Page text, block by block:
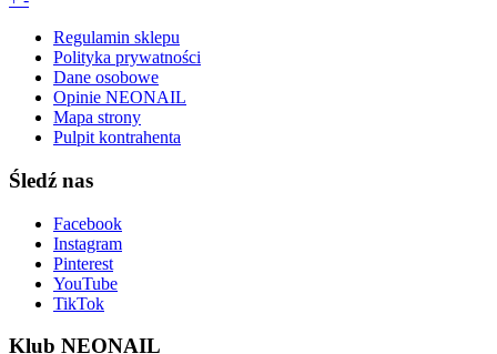
Regulamin sklepu
Polityka prywatności
Dane osobowe
Opinie NEONAIL
Mapa strony
Pulpit kontrahenta
Śledź nas
Facebook
Instagram
Pinterest
YouTube
TikTok
Klub NEONAIL